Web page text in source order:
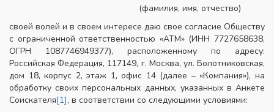
(фамилия, имя, отчество)
своей волей и в своем интересе даю свое согласие Обществу
с ограниченной ответственностью «АТМ» (ИНН 7727658638,
ОГРН 1087746949377), расположенному по адресу:
Российская Федерация, 117149, г. Москва, ул. Болотниковская,
дом 18, корпус 2, этаж 1, офис 14 (далее – «Компания»), на
обработку своих персональных данных, указанных в Анкете
Соискателя[1], в соответствии со следующими условиями: